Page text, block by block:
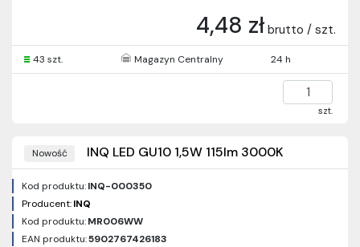
4,48 zł brutto / szt.
43 szt. Magazyn Centralny 24 h
szt.
Nowość INQ LED GU10 1,5W 115lm 3000K
Kod produktu:INQ-000350
Producent:INQ
Kod produktu:MR006WW
EAN produktu:5902767426183